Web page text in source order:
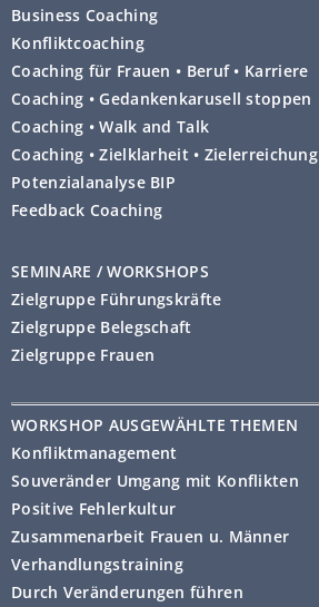
Business Coaching
Konfliktcoaching
Coaching für Frauen • Beruf • Karriere
Coaching • Gedankenkarusell stoppen
Coaching • Walk and Talk
Coaching • Zielklarheit • Zielerreichung
Potenzialanalyse BIP
Feedback Coaching
SEMINARE / WORKSHOPS
Zielgruppe Führungskräfte
Zielgruppe Belegschaft
Zielgruppe Frauen
WORKSHOP AUSGEWÄHLTE THEMEN
Konfliktmanagement
Souveränder Umgang mit Konflikten
Positive Fehlerkultur
Zusammenarbeit Frauen u. Männer
Verhandlungstraining
Durch Veränderungen führen